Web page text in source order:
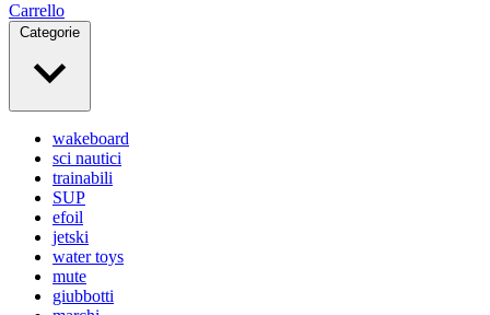
Carrello
Categorie
wakeboard
sci nautici
trainabili
SUP
efoil
jetski
water toys
mute
giubbotti